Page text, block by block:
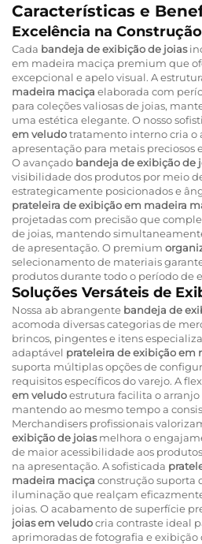
Características e
Excelência na
Cada bandeja de exibição de joias
em madeira maciça premium que
excepcional e apelo visual. A
madeira maciça elaborada com
para coleções valiosas de joias,
uma estética elegante. O nosso
em veludotratamento interno cria o
apresentação para metais preciosos
O avançado bandeja de exibição de
visibilidade dos produtos por meio
estrategicamente posicionados e
prateleira de exibição em madeira
projetadas com precisão que
de joias, mantendo
de apresentação. O premium
selecionamento de materiais
produtos durante todo o período de
Soluções Versáteis de
Nossa ab abrangente bandeja de
acomoda diversas categorias de
brincos, pingentes e itens
adaptável prateleira de exibição em
suporta múltiplas opções de
requisitos específicos do varejo. A
em veludoestrutura facilita o
mantendo ao mesmo tempo a
Merchandisers profissionais
exibição de joiasmelhora o
de maior acessibilidade aos
na apresentação. A sofisticada
madeira maciça construção suporta
iluminação que realçam
joias. O acabamento de superfície
joias em veludocria contraste ideal
aprimoradas de fotografia e exibição